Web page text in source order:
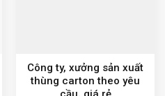
Công ty, xưởng sản xuất
thùng carton theo yêu